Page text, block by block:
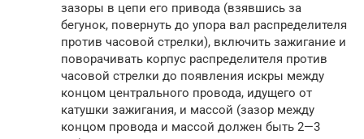
зазоры в цепи его привода (взявшись за
бегунок, повернуть до упора вал распределителя
против часовой стрелки), включить зажигание и
поворачивать корпус распределителя против
часовой стрелки до появления искры между
концом центрального провода, идущего от
катушки зажигания, и массой (зазор между
концом провода и массой должен быть 2—3